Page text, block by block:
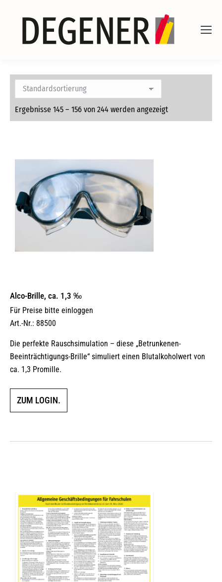
Ergebnisse 145 – 156 von 244 werden angezeigt
Alco-Brille, ca. 1,3 ‰
Für Preise bitte einloggen
Art.-Nr.: 88500
Die perfekte Rauschsimulation – diese „Betrunkenen-
Beeinträchtigungs-Brille“ simuliert einen Blutalkoholwert von
ca. 1,3 Promille.
ZUM LOGIN.